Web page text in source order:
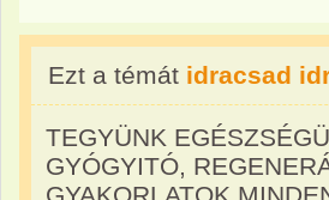
Ezt a témát idracsad
TEGYÜNK
GYÓGYITÓ,